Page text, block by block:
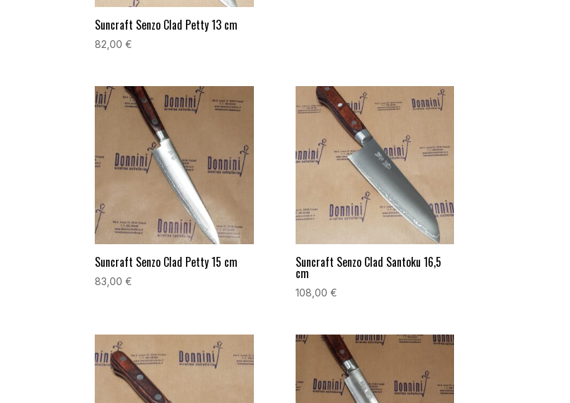
Suncraft Senzo Clad Petty 13 cm
82,00€
Suncraft Senzo Clad Petty 15 cm
83,00€
Suncraft Senzo Clad Santoku 16,5
cm
108,00 €